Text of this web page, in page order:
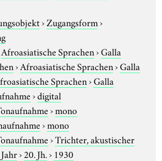
›Zugangsform›
Afroasiatische Sprachen›Galla
›Afroasiatische Sprachen›Galla
Sprachen›Galla
›digital
›mono
›mono
›Trichter, akustischer
Jahr›20. Jh.› 1930